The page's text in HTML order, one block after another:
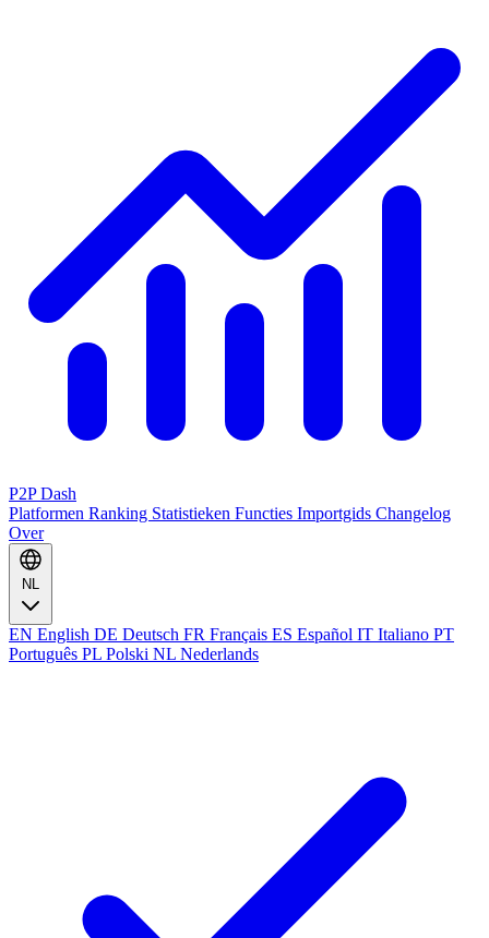
P2P Dash
Platformen Ranking Statistieken Functies Importgids Changelog
Over
NL
EN English DE Deutsch FR Français ES Español IT Italiano PT
Português PL Polski NL Nederlands